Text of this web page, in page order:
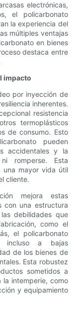
electrónicas,
el policarbonato
la experiencia del
múltiples ventajas
en bienes
destaca entre
impacto
por inyección de
inherentes.
resistencia
termoplásticos
de consumo. Esto
pueden
accidentales y la
romperse. Esta
una mayor vida útil
cliente.
mejora estas
con una estructura
debilidades que
como el
el policarbonato
incluso a bajas
de los bienes de
Esta robustez
sometidos a
la intemperie, como
y equipamiento